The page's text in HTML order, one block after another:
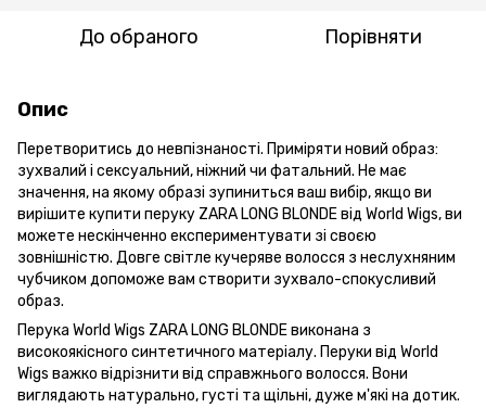
До обраного Порівняти
Опис
Перетворитись до невпізнаності. Приміряти новий образ:
зухвалий і сексуальний, ніжний чи фатальний. Не має
значення, на якому образі зупиниться ваш вибір, якщо ви
вирішите купити перуку ZARA LONG BLONDE від World Wigs, ви
можете нескінченно експериментувати зі своєю
зовнішністю. Довге світле кучеряве волосся з неслухняним
чубчиком допоможе вам створити зухвало-спокусливий
образ.
Перука World Wigs ZARA LONG BLONDE виконана з
високоякісного синтетичного матеріалу. Перуки від World
Wigs важко відрізнити від справжнього волосся. Вони
виглядають натурально, густі та щільні, дуже м'які на дотик.